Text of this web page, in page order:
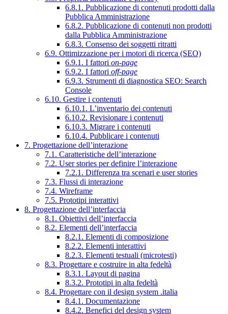
6.8.1. Pubblicazione di contenuti prodotti dalla
Pubblica Amministrazione
6.8.2. Pubblicazione di contenuti non prodotti
dalla Pubblica Amministrazione
6.8.3. Consenso dei soggetti ritratti
6.9. Ottimizzazione per i motori di ricerca (SEO)
6.9.1. I fattori on-page
6.9.2. I fattori off-page
6.9.3. Strumenti di diagnostica SEO: Search
Console
6.10. Gestire i contenuti
6.10.1. L’inventario dei contenuti
6.10.2. Revisionare i contenuti
6.10.3. Migrare i contenuti
6.10.4. Pubblicare i contenuti
7. Progettazione dell’interazione
7.1. Caratteristiche dell’interazione
7.2. User stories per definire l’interazione
7.2.1. Differenza tra scenari e user stories
7.3. Flussi di interazione
7.4. Wireframe
7.5. Prototipi interattivi
8. Progettazione dell’interfaccia
8.1. Obiettivi dell’interfaccia
8.2. Elementi dell’interfaccia
8.2.1. Elementi di composizione
8.2.2. Elementi interattivi
8.2.3. Elementi testuali (microtesti)
8.3. Progettare e costruire in alta fedeltà
8.3.1. Layout di pagina
8.3.2. Prototipi in alta fedeltà
8.4. Progettare con il design system .italia
8.4.1. Documentazione
8.4.2. Benefici del design system